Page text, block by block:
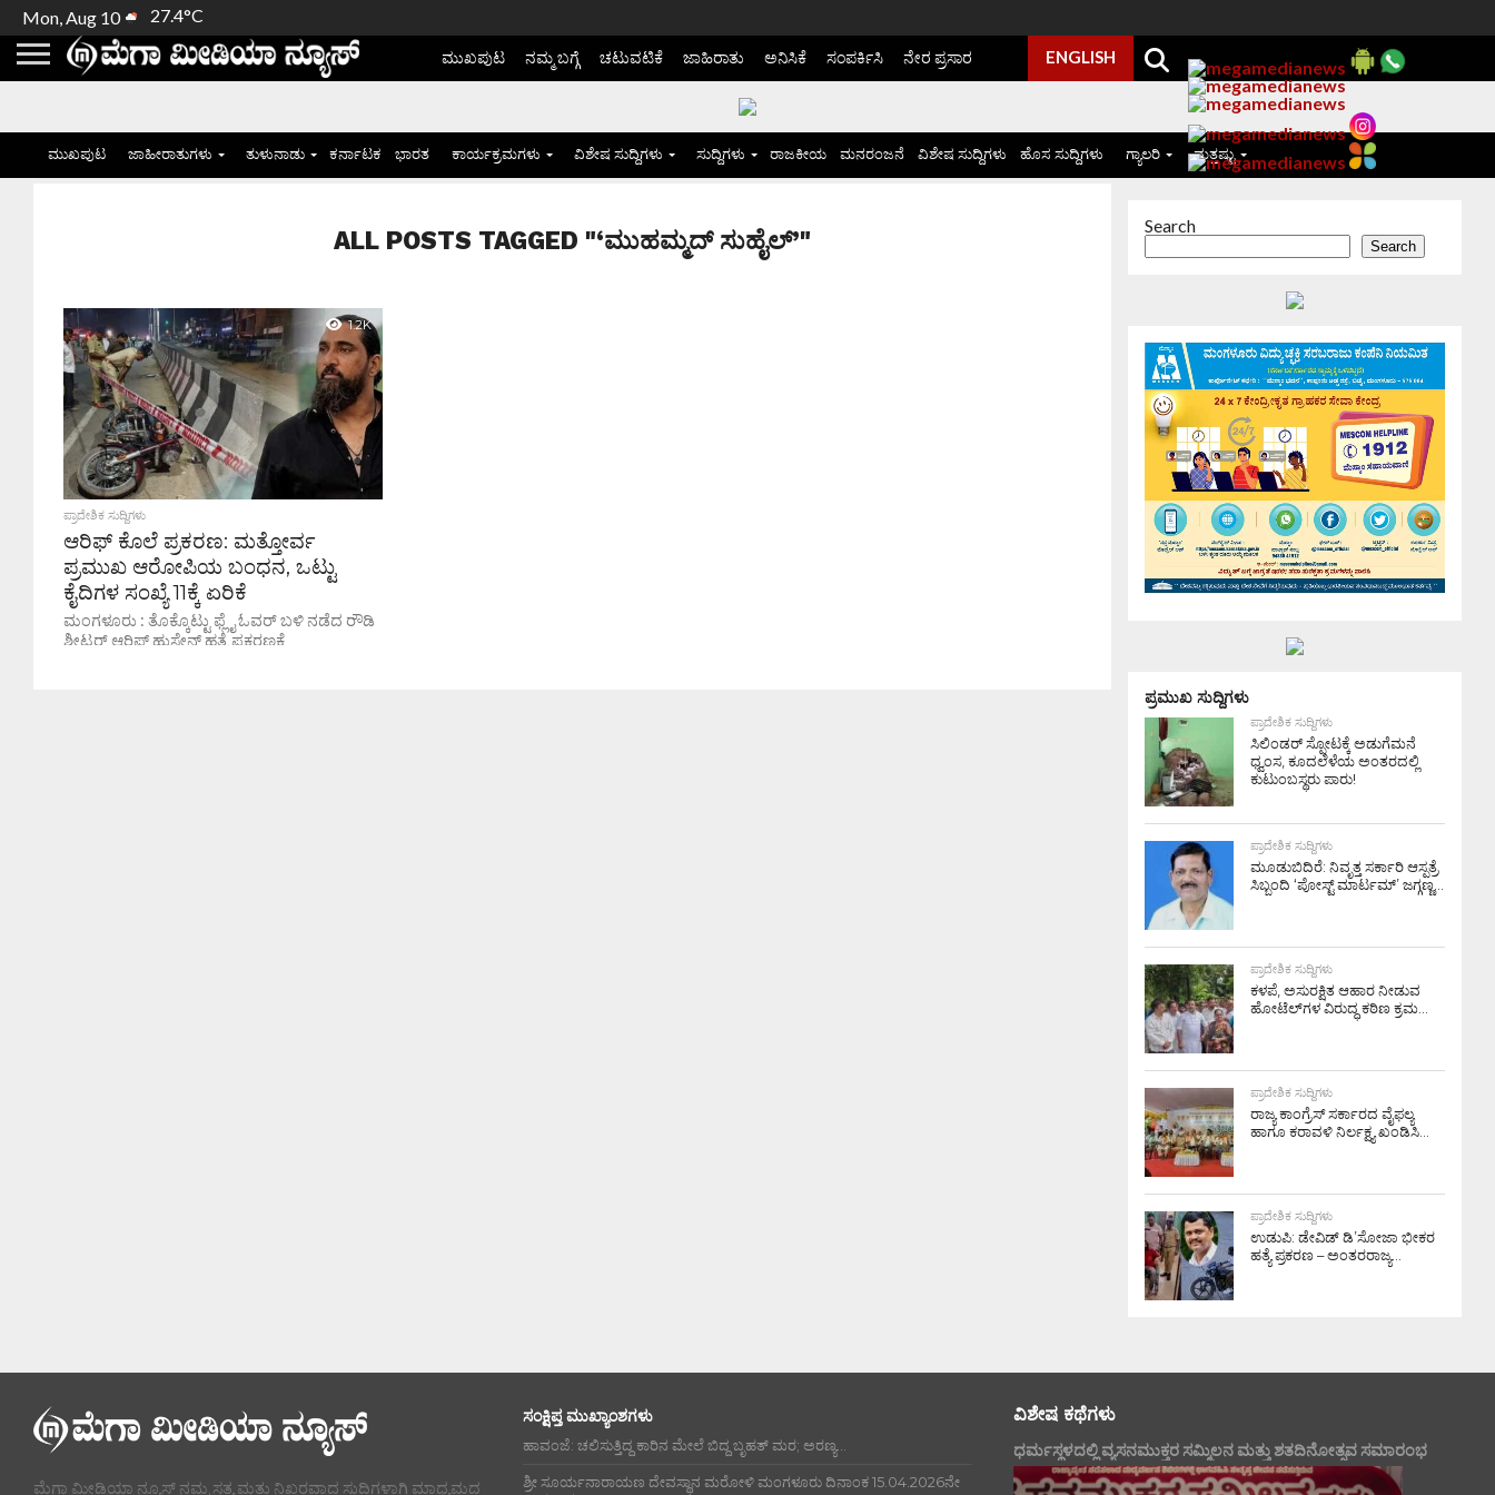
Mon, Aug 10 27.4°C
ಮುಖಪುಟ ನಮ್ಮ ಬಗ್ಗೆ ಚಟುವಟಿಕೆ ಜಾಹಿರಾತು ಅನಿಸಿಕೆ ಸಂಪರ್ಕಿಸಿ ನೇರ ಪ್ರಸಾರ ENGLISH
ಮುಖಪುಟ ಜಾಹೀರಾತುಗಳು ತುಳುನಾಡು ಕರ್ನಾಟಕ ಭಾರತ ಕಾರ್ಯಕ್ರಮಗಳು ವಿಶೇಷ ಸುದ್ದಿಗಳು ಸುದ್ದಿಗಳು ರಾಜಕೀಯ ಮನರಂಜನೆ ವಿಶೇಷ ಸುದ್ದಿಗಳು ಹೊಸ ಸುದ್ದಿಗಳು ಗ್ಯಾಲರಿ ಮತ್ತಷ್ಟು
ALL POSTS TAGGED "‘ಮುಹಮ್ಮದ್ ಸುಹೈಲ್’"
1.2K
ಪ್ರಾದೇಶಿಕ ಸುದ್ದಿಗಳು
ಆರಿಫ್ ಕೊಲೆ ಪ್ರಕರಣ: ಮತ್ತೋರ್ವ
ಪ್ರಮುಖ ಆರೋಪಿಯ ಬಂಧನ, ಒಟ್ಟು
ಕೈದಿಗಳ ಸಂಖ್ಯೆ 11ಕ್ಕೆ ಏರಿಕೆ
ಮಂಗಳೂರು : ತೊಕ್ಕೊಟ್ಟು ಫ್ಲೈ ಓವರ್ ಬಳಿ ನಡೆದ ರೌಡಿ
ಶೀಟರ್ ಆರಿಫ್ ಹುಸೇನ್ ಹತ್ಯೆ ಪ್ರಕರಣಕ್ಕೆ
Search
Search
ಪ್ರಮುಖ ಸುದ್ದಿಗಳು
ಪ್ರಾದೇಶಿಕ ಸುದ್ದಿಗಳು
ಸಿಲಿಂಡರ್ ಸ್ಫೋಟಕ್ಕೆ ಅಡುಗೆಮನೆ
ಧ್ವಂಸ, ಕೂದಲೆಳೆಯ ಅಂತರದಲ್ಲಿ
ಕುಟುಂಬಸ್ಥರು ಪಾರು!
ಪ್ರಾದೇಶಿಕ ಸುದ್ದಿಗಳು
ಮೂಡುಬಿದಿರೆ: ನಿವೃತ್ತ ಸರ್ಕಾರಿ ಆಸ್ಪತ್ರೆ
ಸಿಬ್ಬಂದಿ ‘ಪೋಸ್ಟ್ ಮಾರ್ಟಮ್’ ಜಗ್ಗಣ್ಣ...
ಪ್ರಾದೇಶಿಕ ಸುದ್ದಿಗಳು
ಕಳಪೆ, ಅಸುರಕ್ಷಿತ ಆಹಾರ ನೀಡುವ
ಹೋಟೆಲ್‌ಗಳ ವಿರುದ್ಧ ಕಠಿಣ ಕ್ರಮ...
ಪ್ರಾದೇಶಿಕ ಸುದ್ದಿಗಳು
ರಾಜ್ಯ ಕಾಂಗ್ರೆಸ್ ಸರ್ಕಾರದ ವೈಫಲ್ಯ
ಹಾಗೂ ಕರಾವಳಿ ನಿರ್ಲಕ್ಷ್ಯ ಖಂಡಿಸಿ...
ಪ್ರಾದೇಶಿಕ ಸುದ್ದಿಗಳು
ಉಡುಪಿ: ಡೇವಿಡ್ ಡಿ’ಸೋಜಾ ಭೀಕರ
ಹತ್ಯೆ ಪ್ರಕರಣ – ಅಂತರರಾಜ್ಯ...
ಮೆಗಾ ಮೀಡಿಯಾ ನ್ಯೂಸ್ ನಮ್ಮ ಸತ್ಯ ಮತ್ತು ನಿಖರವಾದ ಸುದ್ದಿಗಳಾಗಿ ಮಾಧ್ಯಮದ
ಸಂಕ್ಷಿಪ್ತ ಮುಖ್ಯಾಂಶಗಳು
ಹಾವಂಜೆ: ಚಲಿಸುತ್ತಿದ್ದ ಕಾರಿನ ಮೇಲೆ ಬಿದ್ದ ಬೃಹತ್ ಮರ; ಅರಣ್ಯ...
ಶ್ರೀ ಸೂರ್ಯನಾರಾಯಣ ದೇವಸ್ಥಾನ ಮರೋಳಿ ಮಂಗಳೂರು ದಿನಾಂಕ 15.04.2026ನೇ
ವಿಶೇಷ ಕಥೆಗಳು
ಧರ್ಮಸ್ಥಳದಲ್ಲಿ ವ್ಯಸನಮುಕ್ತರ ಸಮ್ಮಿಲನ ಮತ್ತು ಶತದಿನೋತ್ಸವ ಸಮಾರಂಭ